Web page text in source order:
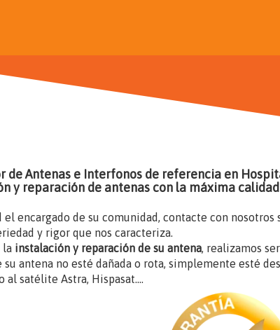
de Antenas e Interfonos de referencia en
y reparación de antenas con la máxima
el encargado de su comunidad, contacte con
y rigor que nos caracteriza.
la instalación y reparación de su antena, realizamos
su antena no esté dañada o rota, simplemente esté
al satélite Astra, Hispasat....